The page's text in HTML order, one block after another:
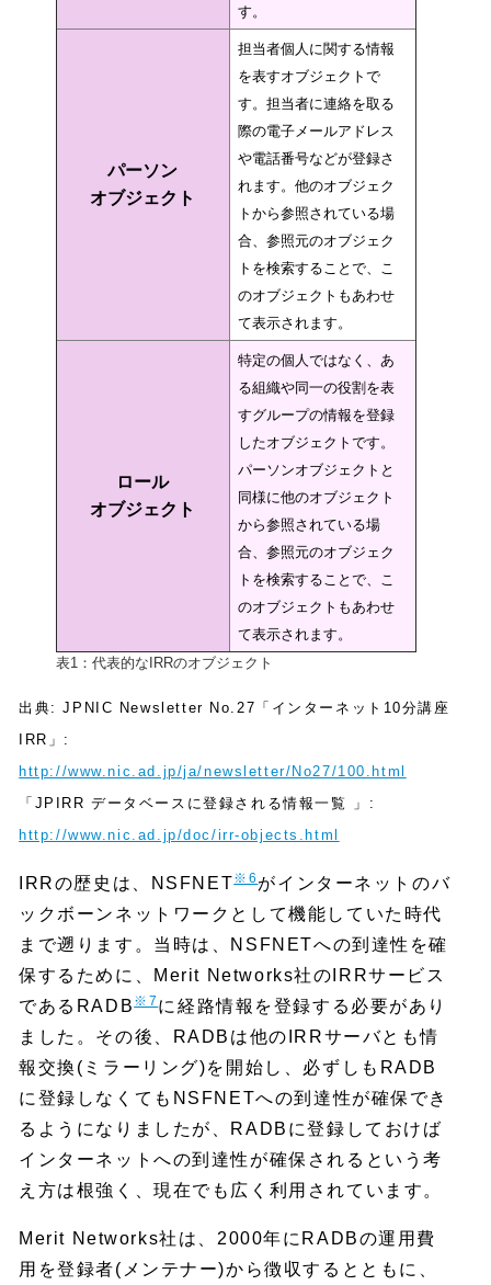
表1：代表的なIRRのオブジェクト
す。
パーソン
オブジェクト
担当者個人に関する情報
を表すオブジェクトで
す。担当者に連絡を取る
際の電子メールアドレス
や電話番号などが登録さ
れます。他のオブジェク
トから参照されている場
合、参照元のオブジェク
トを検索することで、こ
のオブジェクトもあわせ
て表示されます。
ロール
オブジェクト
特定の個人ではなく、あ
る組織や同一の役割を表
すグループの情報を登録
したオブジェクトです。
パーソンオブジェクトと
同様に他のオブジェクト
から参照されている場
合、参照元のオブジェク
トを検索することで、こ
のオブジェクトもあわせ
て表示されます。
出典: JPNIC Newsletter No.27「インターネット10分講座
IRR」:
http://www.nic.ad.jp/ja/newsletter/No27/100.html
「JPIRR データベースに登録される情報一覧 」:
http://www.nic.ad.jp/doc/irr-objects.html
IRRの歴史は、NSFNET※6がインターネットのバ
ックボーンネットワークとして機能していた時代
まで遡ります。当時は、NSFNETへの到達性を確
保するために、Merit Networks社のIRRサービス
であるRADB※7に経路情報を登録する必要があり
ました。その後、RADBは他のIRRサーバとも情
報交換(ミラーリング)を開始し、必ずしもRADB
に登録しなくてもNSFNETへの到達性が確保でき
るようになりましたが、RADBに登録しておけば
インターネットへの到達性が確保されるという考
え方は根強く、現在でも広く利用されています。
Merit Networks社は、2000年にRADBの運用費
用を登録者(メンテナー)から徴収するとともに、